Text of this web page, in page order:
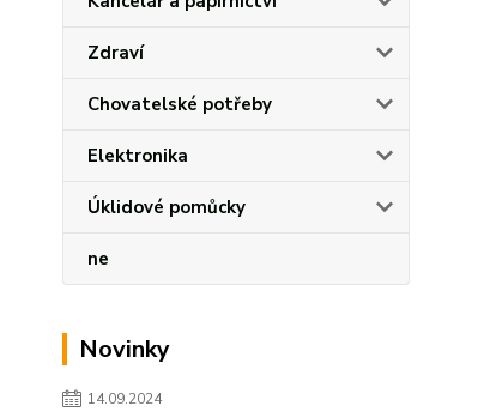
Zdraví
Chovatelské potřeby
Elektronika
Úklidové pomůcky
ne
Novinky
14.09.2024